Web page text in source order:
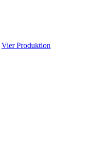
Vier Produktion